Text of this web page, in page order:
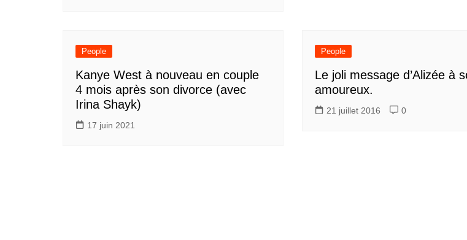
People
Kanye West à nouveau en couple
4 mois après son divorce (avec
Irina Shayk)
17 juin 2021
People
Le joli message d’Alizée à
amoureux.
21 juillet 2016 0